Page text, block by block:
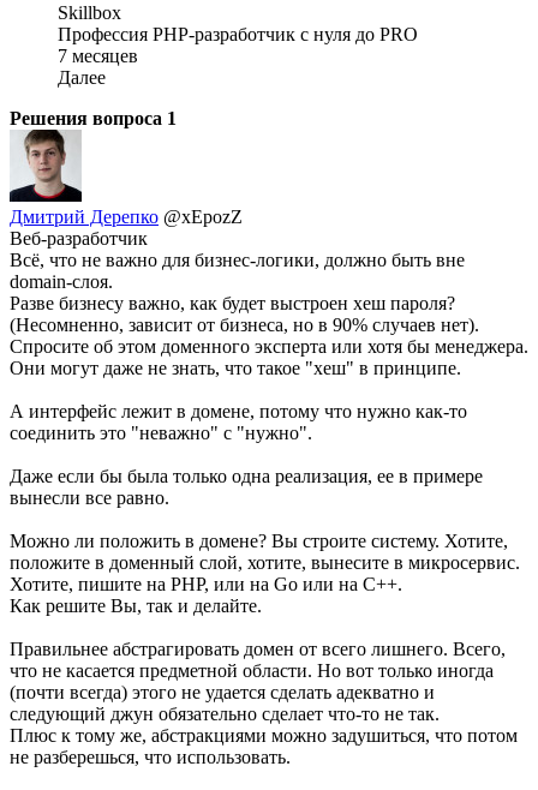
Skillbox
Профессия PHP-разработчик с нуля до PRO
7 месяцев
Далее
Решения вопроса 1
Дмитрий Дерепко @xEpozZ
Веб-разработчик
Всё, что не важно для бизнес-логики, должно быть вне
domain-слоя.
Разве бизнесу важно, как будет выстроен хеш пароля?
(Несомненно, зависит от бизнеса, но в 90% случаев нет).
Спросите об этом доменного эксперта или хотя бы менеджера.
Они могут даже не знать, что такое "хеш" в принципе.
А интерфейс лежит в домене, потому что нужно как-то
соединить это "неважно" с "нужно".
Даже если бы была только одна реализация, ее в примере
вынесли все равно.
Можно ли положить в домене? Вы строите систему. Хотите,
положите в доменный слой, хотите, вынесите в микросервис.
Хотите, пишите на PHP, или на Go или на C++.
Как решите Вы, так и делайте.
Правильнее абстрагировать домен от всего лишнего. Всего,
что не касается предметной области. Но вот только иногда
(почти всегда) этого не удается сделать адекватно и
следующий джун обязательно сделает что-то не так.
Плюс к тому же, абстракциями можно задушиться, что потом
не разберешься, что использовать.